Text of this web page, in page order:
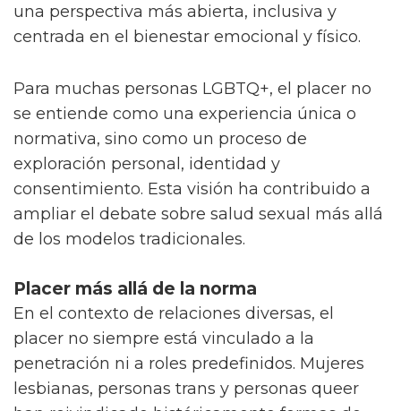
una perspectiva más abierta, inclusiva y
centrada en el bienestar emocional y físico.
Para muchas personas LGBTQ+, el placer no
se entiende como una experiencia única o
normativa, sino como un proceso de
exploración personal, identidad y
consentimiento. Esta visión ha contribuido a
ampliar el debate sobre salud sexual más allá
de los modelos tradicionales.
Placer más allá de la norma
En el contexto de relaciones diversas, el
placer no siempre está vinculado a la
penetración ni a roles predefinidos. Mujeres
lesbianas, personas trans y personas queer